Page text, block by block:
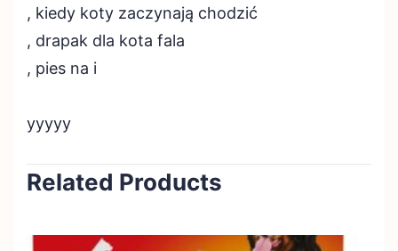
, kiedy koty zaczynają chodzić
, drapak dla kota fala
, pies na i
yyyyy
Related Products